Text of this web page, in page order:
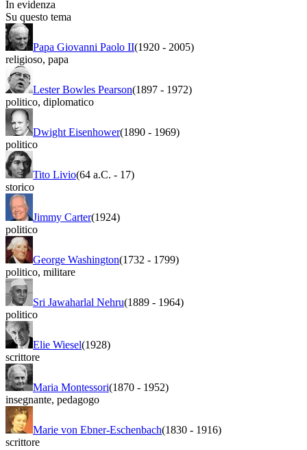
In evidenza
Su questo tema
Papa Giovanni Paolo II(1920 - 2005)
religioso, papa
Lester Bowles Pearson(1897 - 1972)
politico, diplomatico
Dwight Eisenhower(1890 - 1969)
politico
Tito Livio(64 a.C. - 17)
storico
Jimmy Carter(1924)
politico
George Washington(1732 - 1799)
politico, militare
Sri Jawaharlal Nehru(1889 - 1964)
politico
Elie Wiesel(1928)
scrittore
Maria Montessori(1870 - 1952)
insegnante, pedagogo
Marie von Ebner-Eschenbach(1830 - 1916)
scrittore